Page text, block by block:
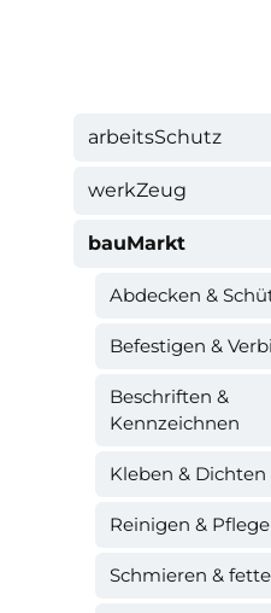
arbeitsSchutz
werkZeug
bauMarkt
Abdecken &
Befestigen &
Beschriften &
Kennzeichnen
Kleben & Dichten
Reinigen &
Schmieren &